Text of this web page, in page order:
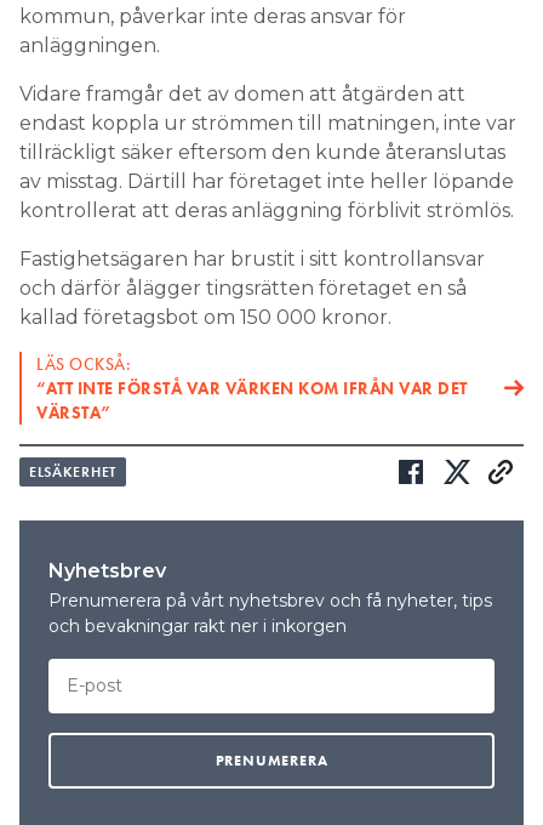
kommun, påverkar inte deras ansvar för
anläggningen.
Vidare framgår det av domen att åtgärden att
endast koppla ur strömmen till matningen, inte var
tillräckligt säker eftersom den kunde återanslutas
av misstag. Därtill har företaget inte heller löpande
kontrollerat att deras anläggning förblivit strömlös.
Fastighetsägaren har brustit i sitt kontrollansvar
och därför ålägger tingsrätten företaget en så
kallad företagsbot om 150 000 kronor.
LÄS OCKSÅ:
“ATT INTE FÖRSTÅ VAR VÄRKEN KOM IFRÅN VAR DET
VÄRSTA”
ELSÄKERHET
Nyhetsbrev
Prenumerera på vårt nyhetsbrev och få nyheter, tips
och bevakningar rakt ner i inkorgen